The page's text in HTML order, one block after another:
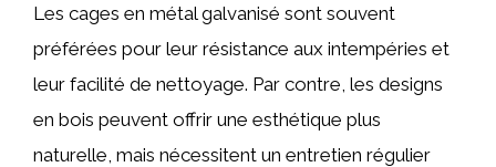
Les cages en métal galvanisé sont souvent
préférées pour leur résistance aux intempéries et
leur facilité de nettoyage. Par contre, les designs
en bois peuvent offrir une esthétique plus
naturelle, mais nécessitent un entretien régulier